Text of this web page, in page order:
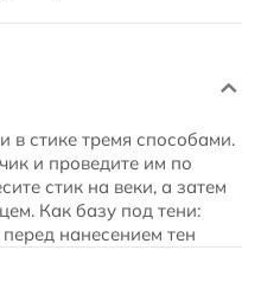
в стике тремя способами.
и проведите им по
стик на веки, а затем
Как базу под тени:
нанесением тен